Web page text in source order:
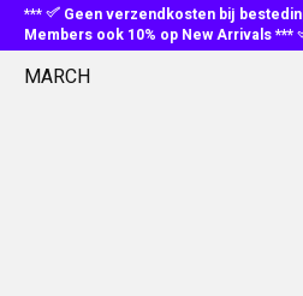
***
Geen verzendkosten bij
Members ook 10% op New Arrivals ***
MARCH